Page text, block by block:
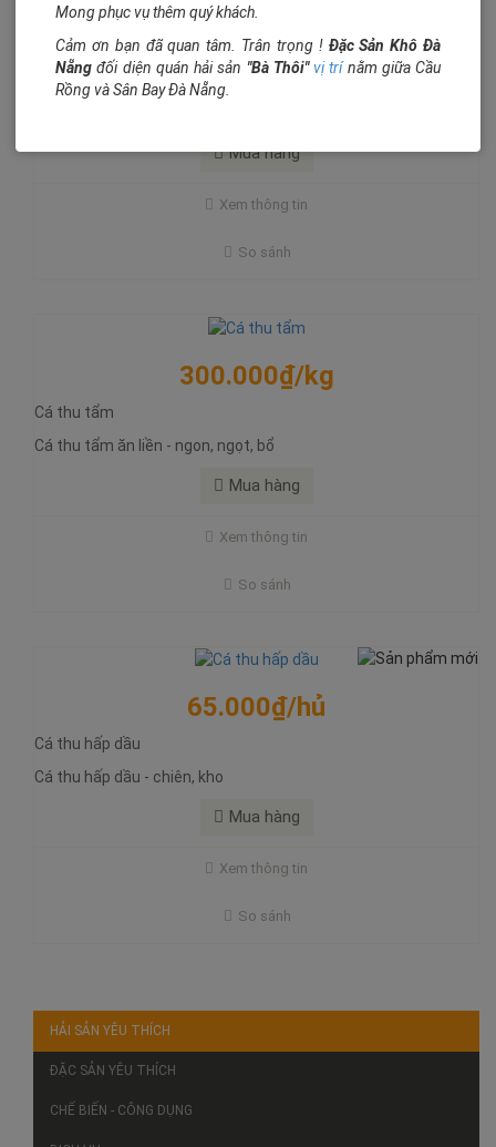
350.000₫/kg
Cá Hồi NaUy phi lê
Mua hàng
Xem thông tin
So sánh
300.000₫/kg
Cá thu tẩm
Cá thu tẩm ăn liền - ngon, ngọt, bổ
Mua hàng
300.000₫/kg
Cá thu tẩm cán gia vị, ăn ngay. Ngon, bổ, rẻ chỉ có ở đặc sản
Xem thông tin
So sánh
65.000₫/hủ
Cá thu hấp dầu
Cá thu hấp dầu - chiên, kho
Mua hàng
65.000₫/hủ
Cá thu hấp dầu - chiên, kho
Xem thông tin
So sánh
HẢI SẢN YÊU THÍCH
ĐẶC SẢN YÊU THÍCH
CHẾ BIẾN - CÔNG DỤNG
Mong phục vụ thêm quý khách.
Cảm ơn bạn đã quan tâm. Trân trọng ! Đặc Sản Khô Đà
Nẵng đối diện quán hải sản "Bà Thôi" vị trínằm giữa Cầu
Rồng và Sân Bay Đà Nẵng.